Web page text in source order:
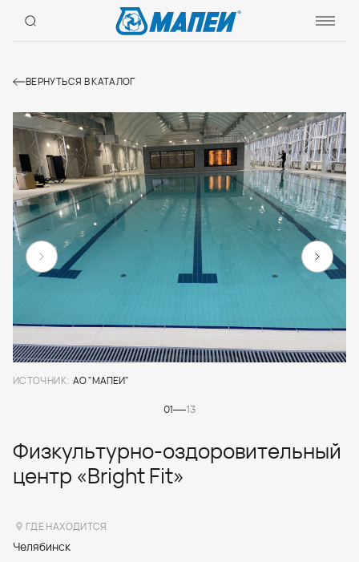
ВЕРНУТЬСЯ В КАТАЛОГ
01 13
ИСТОЧНИК: АО "МАПЕИ"
Физкультурно-оздоровительный
центр «Bright Fit»
ГДЕ НАХОДИТСЯ
Челябинск